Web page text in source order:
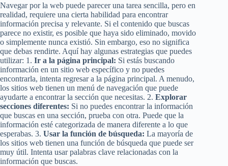
Navegar por la web puede parecer una tarea sencilla, pero en
realidad, requiere una cierta habilidad para encontrar
información precisa y relevante. Si el contenido que buscas
parece no existir, es posible que haya sido eliminado, movido
o simplemente nunca existió. Sin embargo, eso no significa
que debas rendirte. Aquí hay algunas estrategias que puedes
utilizar: 1. Ir a la página principal: Si estás buscando
información en un sitio web específico y no puedes
encontrarla, intenta regresar a la página principal. A menudo,
los sitios web tienen un menú de navegación que puede
ayudarte a encontrar la sección que necesitas. 2. Explorar
secciones diferentes: Si no puedes encontrar la información
que buscas en una sección, prueba con otra. Puede que la
información esté categorizada de manera diferente a lo que
esperabas. 3. Usar la función de búsqueda: La mayoría de
los sitios web tienen una función de búsqueda que puede ser
muy útil. Intenta usar palabras clave relacionadas con la
información que buscas.